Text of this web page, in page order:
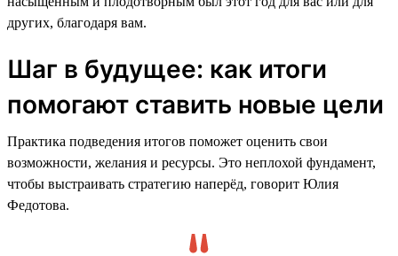
других, благодаря вам.
Шаг в будущее: как итоги
помогают ставить новые цели
Практика подведения итогов поможет оценить свои
возможности, желания и ресурсы. Это неплохой фундамент,
чтобы выстраивать стратегию наперёд, говорит Юлия
Федотова.